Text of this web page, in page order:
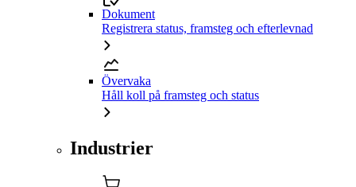
Dokument
Registrera status, framsteg och efterlevnad
Övervaka
Håll koll på framsteg och status
Industrier